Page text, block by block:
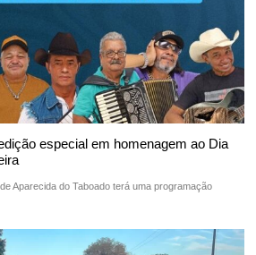
especial em homenagem ao Dia
Aparecida do Taboado terá uma programação